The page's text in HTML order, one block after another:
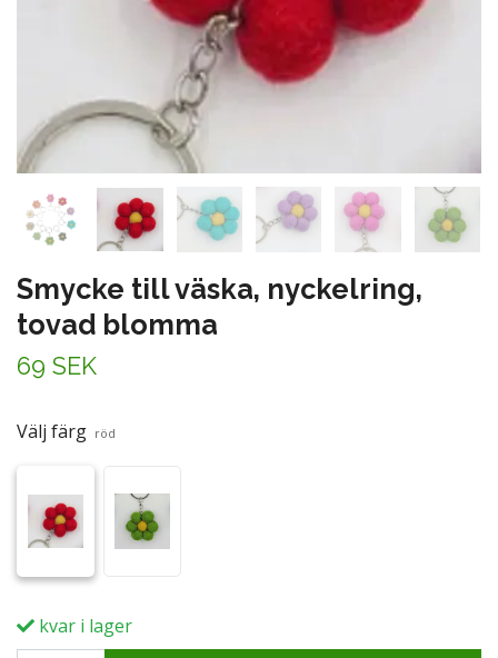
Smycke till väska, nyckelring,
tovad blomma
69 SEK
Välj färg röd
kvar i lager